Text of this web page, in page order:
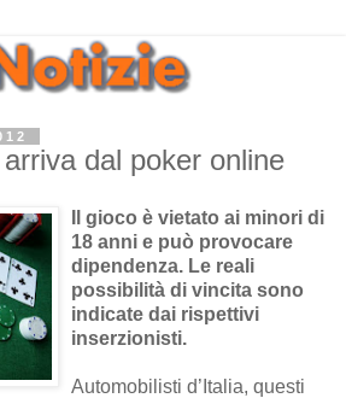
dal poker online
Il gioco è vietato ai minori di
18 anni e può provocare
dipendenza. Le reali
possibilità di vincita sono
indicate dai rispettivi
inserzionisti.
Automobilisti d’Italia, questi